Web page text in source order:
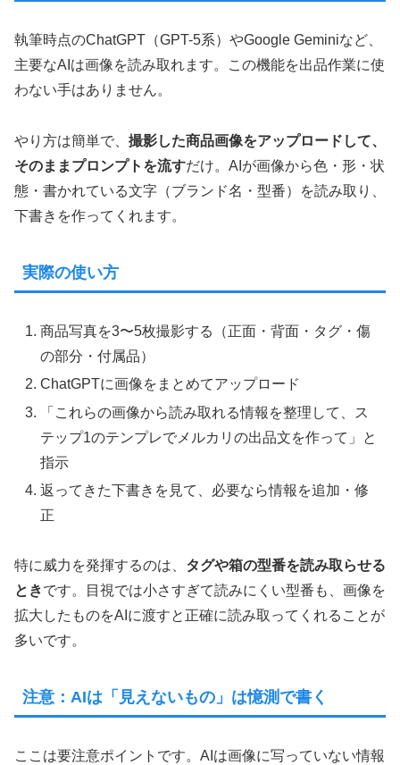
執筆時点のChatGPT（GPT-5系）やGoogle Geminiなど、
主要なAIは画像を読み取れます。この機能を出品作業に使
わない手はありません。
やり方は簡単で、 撮影した商品画像をアップロードして、
そのままプロンプトを流すだけ。AIが画像から色・形・状
態・書かれている文字（ブランド名・型番）を読み取り、
下書きを作ってくれます。
実際の使い方
商品写真を3〜5枚撮影する（正面・背面・タグ・傷
の部分・付属品）
ChatGPTに画像をまとめてアップロード
「これらの画像から読み取れる情報を整理して、ス
テップ1のテンプレでメルカリの出品文を作って」と
指示
返ってきた下書きを見て、必要なら情報を追加・修
正
特に威力を発揮するのは、 タグや箱の型番を読み取らせる
ときです。目視では小さすぎて読みにくい型番も、画像を
拡大したものをAIに渡すと正確に読み取ってくれることが
多いです。
注意：AIは「見えないもの」は憶測で書く
ここは要注意ポイントです。AIは画像に写っていない情報